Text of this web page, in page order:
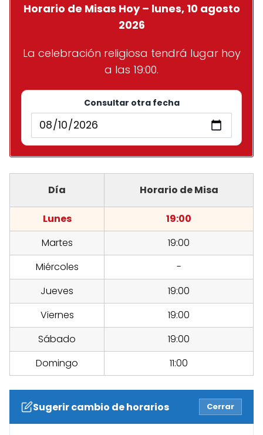
Horario de Misas Hoy – lunes, 10 agosto
2026
La celebración religiosa tendrá lugar hoy
a las 19:00.
Consultar otra fecha
Día Horario de Misa
Lunes
19:00
Martes
19:00
Miércoles
-
Jueves
19:00
Viernes
19:00
Sábado
19:00
Domingo
11:00
Sugerir cambio de horarios Cerrar